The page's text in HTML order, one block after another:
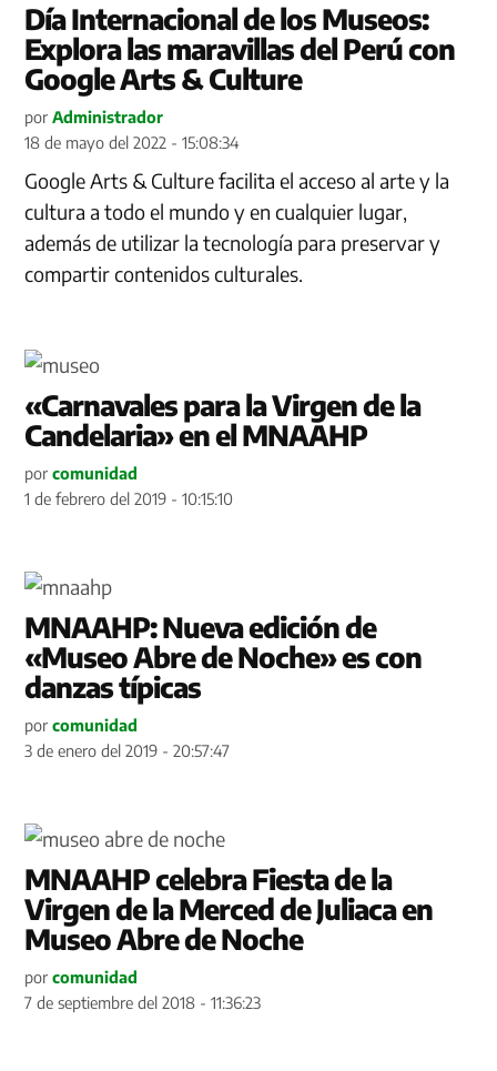
Día Internacional de los Museos:
Explora las maravillas del Perú con
Google Arts & Culture
por Administrador
18 de mayo del 2022 - 15:08:34
Google Arts & Culture facilita el acceso al arte y la
cultura a todo el mundo y en cualquier lugar,
además de utilizar la tecnología para preservar y
compartir contenidos culturales.
«Carnavales para la Virgen de la
Candelaria» en el MNAAHP
por comunidad
1 de febrero del 2019 - 10:15:10
MNAAHP: Nueva edición de
«Museo Abre de Noche» es con
danzas típicas
por comunidad
3 de enero del 2019 - 20:57:47
MNAAHP celebra Fiesta de la
Virgen de la Merced de Juliaca en
Museo Abre de Noche
por comunidad
7 de septiembre del 2018 - 11:36:23